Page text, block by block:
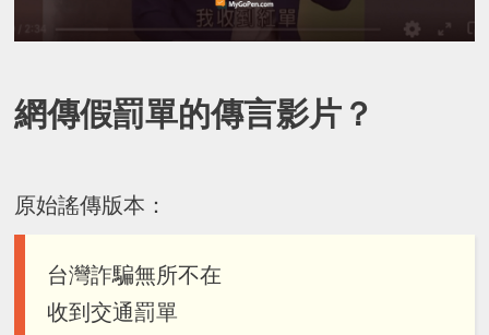
網傳假罰單的傳言影片？
原始謠傳版本：
台灣詐騙無所不在
收到交通罰單